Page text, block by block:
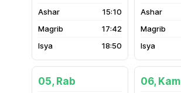
15:10
17:42
18:50
05, Rab 06, Kam